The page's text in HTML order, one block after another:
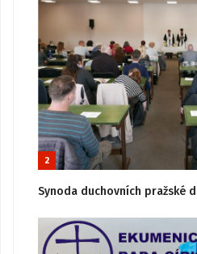
2
Synoda duchovních pražské